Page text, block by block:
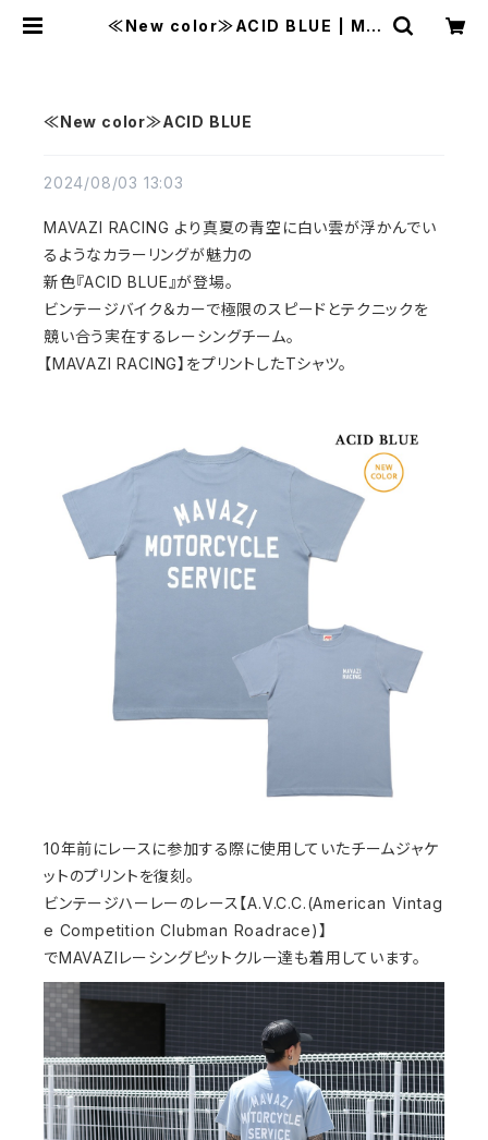
≪New color≫ACID BLUE | MA
≪New color≫ACID BLUE
2024/08/03 13:03
MAVAZI RACING より真夏の青空に白い雲が浮かんでい
るようなカラーリングが魅力の
新色『ACID BLUE』が登場。
ビンテージバイク＆カーで極限のスピードとテクニックを
競い合う実在するレーシングチーム。
【MAVAZI RACING】をプリントしたTシャツ。
10年前にレースに参加する際に使用していたチームジャケ
ットのプリントを復刻。
ビンテージハーレーのレース【A.V.C.C.(American Vintag
e Competition Clubman Roadrace)】
でMAVAZIレーシングピットクルー達も着用しています。